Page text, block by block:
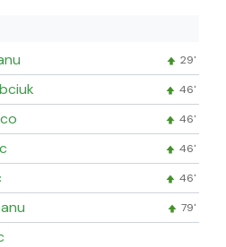
29'
46'
46'
46'
46'
79'